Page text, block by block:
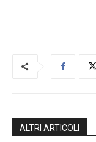
ALTRI ARTICOLI